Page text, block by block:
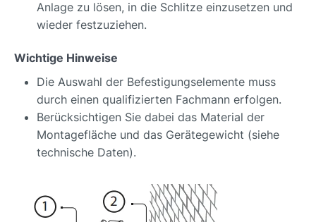
Anlage zu lösen, in die Schlitze einzusetzen und
wieder festzuziehen.
Wichtige Hinweise
Die Auswahl der Befestigungselemente muss
durch einen qualifizierten Fachmann erfolgen.
Berücksichtigen Sie dabei das Material der
Montagefläche und das Gerätegewicht (siehe
technische Daten).